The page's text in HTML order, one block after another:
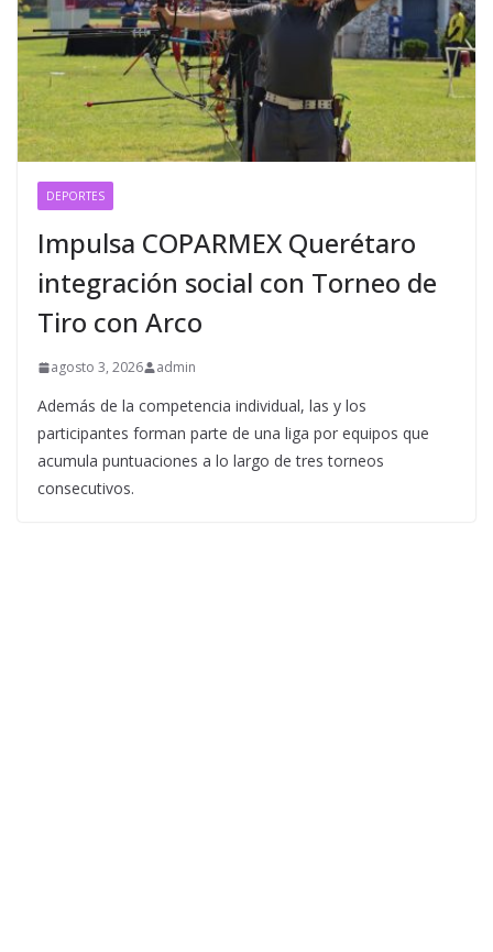
DEPORTES
Impulsa COPARMEX Querétaro
integración social con Torneo de
Tiro con Arco
agosto 3, 2026 admin
Además de la competencia individual, las y los
participantes forman parte de una liga por equipos que
acumula puntuaciones a lo largo de tres torneos
consecutivos.